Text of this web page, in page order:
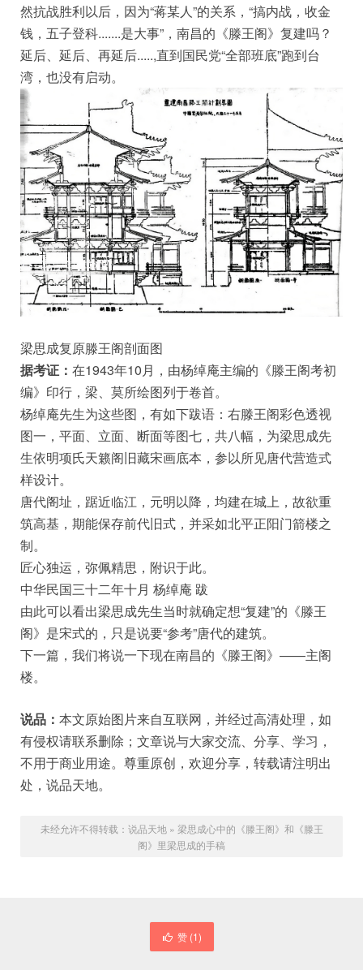
然抗战胜利以后，因为“蒋某人”的关系，“搞内战，收金
钱，五子登科.......是大事”，南昌的《滕王阁》复建吗？
延后、延后、再延后.....,直到国民党“全部班底”跑到台
湾，也没有启动。
梁思成复原滕王阁剖面图
据考证： 在1943年10月，由杨绰庵主编的《滕王阁考初
编》印行，梁、莫所绘图列于卷首。
杨绰庵先生为这些图，有如下跋语：右滕王阁彩色透视
图一，平面、立面、断面等图七，共八幅，为梁思成先
生依明项氏天籁阁旧藏宋画底本，参以所见唐代营造式
样设计。
唐代阁址，踞近临江，元明以降，均建在城上，故欲重
筑高基，期能保存前代旧式，并采如北平正阳门箭楼之
制。
匠心独运，弥佩精思，附识于此。
中华民国三十二年十月 杨绰庵 跋
由此可以看出梁思成先生当时就确定想“复建”的《滕王
阁》是宋式的，只是说要“参考”唐代的建筑。
下一篇，我们将说一下现在南昌的《滕王阁》——主阁
楼。
说品： 本文原始图片来自互联网，并经过高清处理，如
有侵权请联系删除；文章说与大家交流、分享、学习，
不用于商业用途。尊重原创，欢迎分享，转载请注明出
处，说品天地。
未经允许不得转载： 说品天地» 梁思成心中的《滕王阁》和《滕王
阁》里梁思成的手稿
赞 (1)